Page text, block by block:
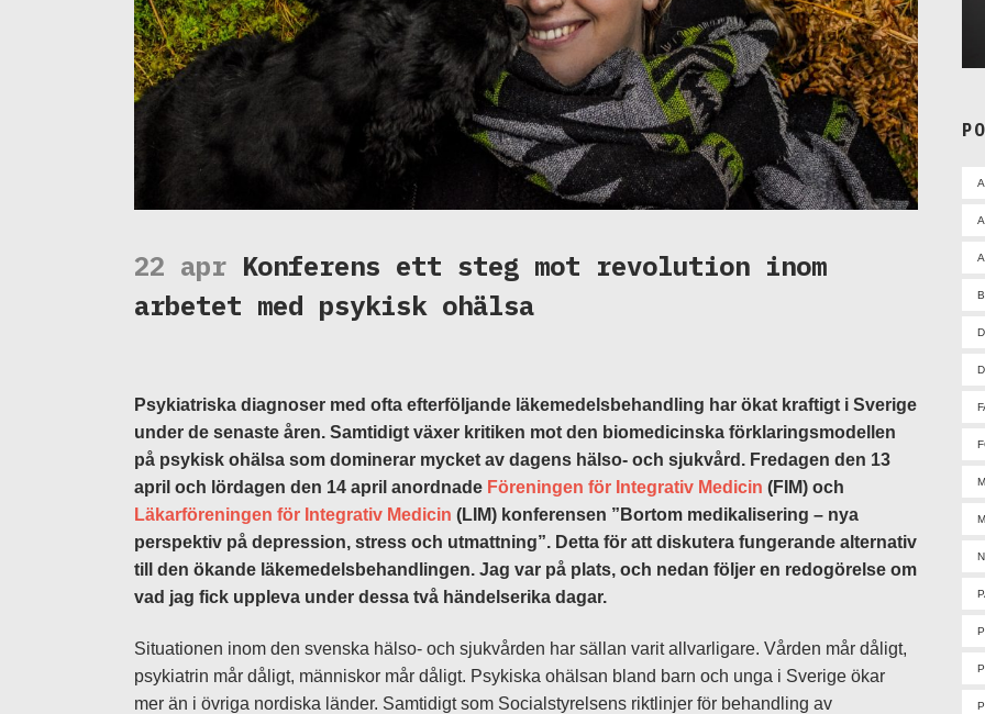
22 apr Konferens ett steg mot revolution inom
arbetet med psykisk ohälsa
Psykiatriska diagnoser med ofta efterföljande läkemedelsbehandling har ökat kraftigt i Sverige
under de senaste åren. Samtidigt växer kritiken mot den biomedicinska förklaringsmodellen
på psykisk ohälsa som dominerar mycket av dagens hälso- och sjukvård. Fredagen den 13
april och lördagen den 14 april anordnade Föreningen för Integrativ Medicin (FIM) och
Läkarföreningen för Integrativ Medicin (LIM) konferensen ”Bortom medikalisering – nya
perspektiv på depression, stress och utmattning”. Detta för att diskutera fungerande alternativ
till den ökande läkemedelsbehandlingen. Jag var på plats, och nedan följer en redogörelse om
vad jag fick uppleva under dessa två händelserika dagar.
Situationen inom den svenska hälso- och sjukvården har sällan varit allvarligare. Vården mår dåligt,
psykiatrin mår dåligt, människor mår dåligt. Psykiska ohälsan bland barn och unga i Sverige ökar
mer än i övriga nordiska länder. Samtidigt som Socialstyrelsens riktlinjer för behandling av